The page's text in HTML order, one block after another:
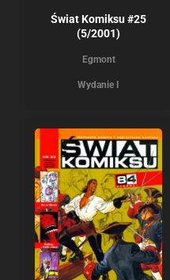
Świat Komiksu #25
(5/2001)
Egmont
Wydanie I